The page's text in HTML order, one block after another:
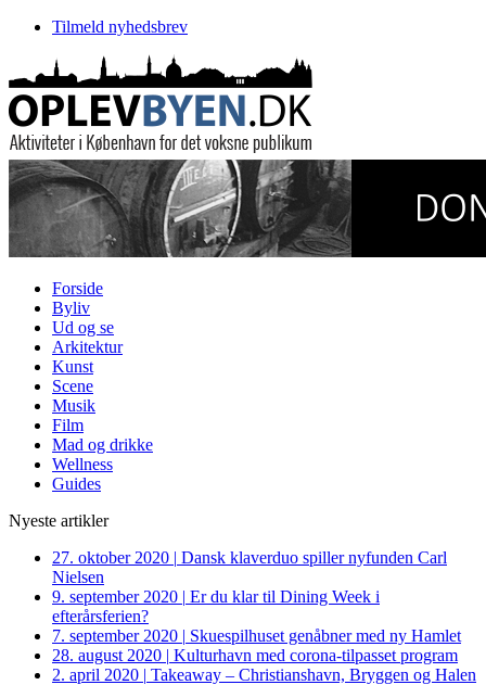
Tilmeld nyhedsbrev
Forside
Byliv
Ud og se
Arkitektur
Kunst
Scene
Musik
Film
Mad og drikke
Wellness
Guides
Nyeste artikler
27. oktober 2020 | Dansk klaverduo spiller nyfunden Carl
Nielsen
9. september 2020 | Er du klar til Dining Week i
efterårsferien?
7. september 2020 | Skuespilhuset genåbner med ny Hamlet
28. august 2020 | Kulturhavn med corona-tilpasset program
2. april 2020 | Takeaway – Christianshavn, Bryggen og Halen